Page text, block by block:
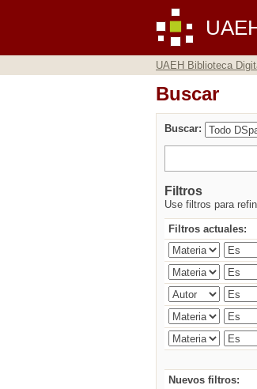
Buscar
UAEH Biblioteca
Buscar
Buscar:
Filtros
Use filtros para
Filtros actuales:
Nuevos filtros: